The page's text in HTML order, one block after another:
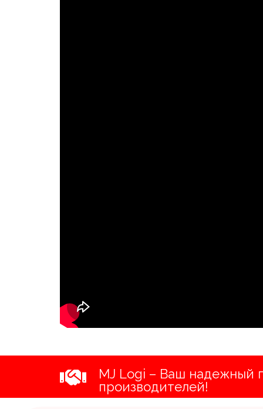
MJ Logi – Ваш надежный
производителей!